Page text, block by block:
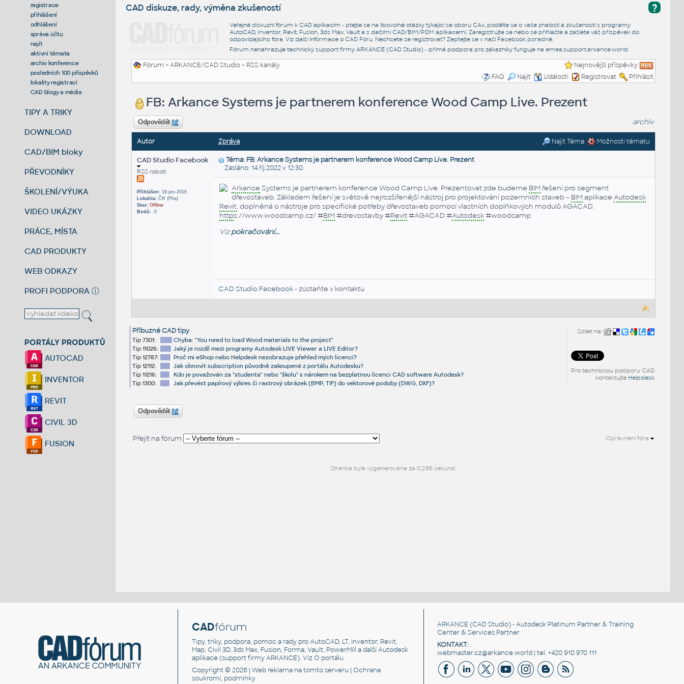
registrace
přihlášení
odhlášení
správa účtu
najít
aktivní témata
archiv konference
posledních 100 příspěvků
lokality registrací
CAD blogy a média
TIPY A TRIKY
DOWNLOAD
CAD/BIM bloky
PŘEVODNÍKY
ŠKOLENÍ/VÝUKA
VIDEO UKÁZKY
PRÁCE, MÍSTA
CAD PRODUKTY
WEB ODKAZY
PROFI PODPORA ⓘ
PORTÁLY PRODUKTŮ
AUTOCAD
INVENTOR
REVIT
CIVIL 3D
FUSION
?
CAD diskuze, rady, výměna zkušeností
Veřejné diskuzní fórum k CAD aplikacím - ptejte se na libovolné otázky týkající se oboru CAx, podělte se o vaše znalosti a zkušenosti s programy
AutoCAD, Inventor, Revit, Fusion, 3ds Max, Vault a s dalšími CAD/BIM/PDM aplikacemi. Zaregistrujte se nebo se přihlašte a zašlete váš příspěvek do
odpovídajícího fóra. Viz další informace o CAD Fóru. Nechcete se registrovat? Zeptejte se v naší Facebook poradně.
Fórum nenahrazuje technický support firmy ARKANCE (CAD Studio) - přímá podpora pro zákazníky funguje na emea.support.arkance.world
Fórum >ARKANCE/CAD Studio> RSS kanály
Nejnovější příspěvky
FAQ
Najít Události Registrovat Přihlásit
FB: Arkance Systems je partnerem konference Wood Camp Live. Prezent
Odpovědět archiv
Autor Zpráva Najít Téma Možnosti tématu
CAD Studio Facebook
RSS roboti
Přihlášen:19.pro.2016
Lokalita:ČR (Pha)
Stav: Offline
Bodů:-5
Téma: FB: Arkance Systems je partnerem konference Wood Camp Live. Prezent
Zasláno: 14.říj.2022 v 12:30
Arkance Systems je partnerem konference Wood Camp Live. Prezentovat zde budeme BIMřešení pro segment
dřevostaveb. Základem řešení je světově nejrozšířenější nástroj pro projektování pozemních staveb – BIMaplikace Autodesk
Revit, doplněná o nástroje pro specifické potřeby dřevostaveb pomocí vlastních doplňkových modulů AGACAD.
https://www.woodcamp.cz/ #BIM#drevostavby #Revit#AGACAD #Autodesk#woodcamp
Vizpokračování...
CAD Studio Facebook- zústaňte v kontaktu
Sdílet na:
Pro technickou podporu CAD
kontaktujte Helpdesk
Příbuzné CAD tipy:
Tip 7301:
Chyba: "You need to load Wood materials to the project"
Tip 11026:
Jaký je rozdíl mezi programy Autodesk LIVE Viewer a LIVE Editor?
Tip 12787:
Proč mi eShop nebo Helpdesk nezobrazuje přehled mých licencí?
Tip 12112:
Jak obnovit subscription původně zakoupené z portálu Autodesku?
Tip 11216:
Kdo je považován za "studenta" nebo "školu" s nárokem na bezplatnou licenci CAD software Autodesk?
Tip 1300:
Jak převést papírový výkres či rastrový obrázek (BMP, TIF) do vektorové podoby (DWG, DXF)?
Odpovědět
Přejít na fórum Oprávnění fóra
Stránka byla vygenerována za 0,266 sekund.
CADfórum
Tipy, triky, podpora, pomoc a rady pro AutoCAD, LT, Inventor, Revit,
Map, Civil 3D, 3ds Max, Fusion, Forma, Vault, PowerMill a další Autodesk
aplikace (support firmy ARKANCE). VizO portálu.
Copyright © 2026 |Web reklama na tomto serveru |Ochrana
soukromí, podmínky
ARKANCE (CAD Studio) - Autodesk Platinum Partner & Training
Center & Services Partner
KONTAKT:
webmaster.cz@arkance.world | tel. +420 910 970 111